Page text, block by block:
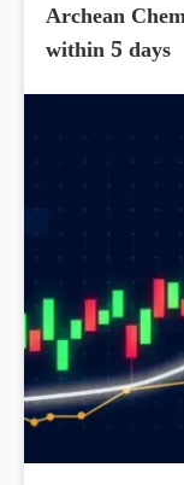
Archean
within 5 days